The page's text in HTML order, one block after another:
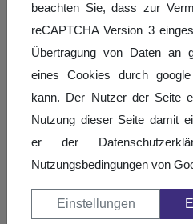
beachten Sie, dass zur
reCAPTCHA Version 3
Übertragung von Daten an
eines Cookies durch
kann. Der Nutzer der Seite
Nutzung dieser Seite damit
er der
Nutzungsbedingungen von
Einstellungen